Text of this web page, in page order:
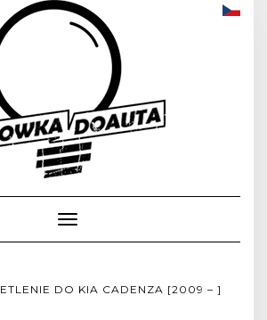
Toggle
Navigation
DO KIA CADENZA [2009 – ]